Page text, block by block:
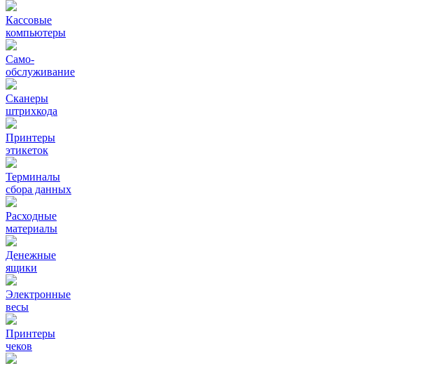
Кассовые
компьютеры
Само-
обслуживание
Сканеры
штрихкода
Принтеры
этикеток
Терминалы
сбора данных
Расходные
материалы
Денежные
ящики
Электронные
весы
Принтеры
чеков